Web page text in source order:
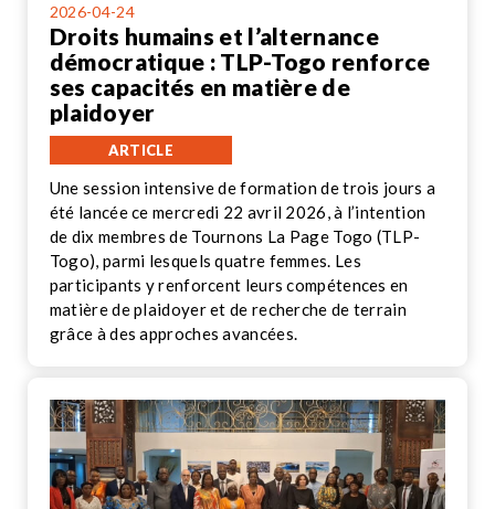
2026-04-24
Droits humains et l’alternance
démocratique : TLP-Togo renforce
ses capacités en matière de
plaidoyer
ARTICLE
Une session intensive de formation de trois jours a
été lancée ce mercredi 22 avril 2026, à l’intention
de dix membres de Tournons La Page Togo (TLP-
Togo), parmi lesquels quatre femmes. Les
participants y renforcent leurs compétences en
matière de plaidoyer et de recherche de terrain
grâce à des approches avancées.